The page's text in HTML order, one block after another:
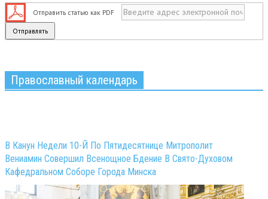
Отправить статью как PDF
Православный календарь
В Канун Недели 10-Й По Пятидесятнице Митрополит
Вениамин Совершил Всенощное Бдение В Свято-Духовом
Кафедральном Соборе Города Минска